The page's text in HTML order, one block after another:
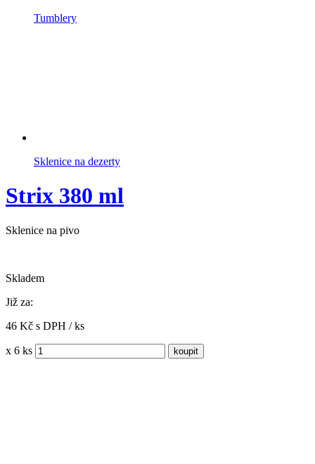
Tumblery
Sklenice na dezerty
Strix 380 ml
Sklenice na pivo
Skladem
Již za:
46 Kč s DPH / ks
x 6 ks